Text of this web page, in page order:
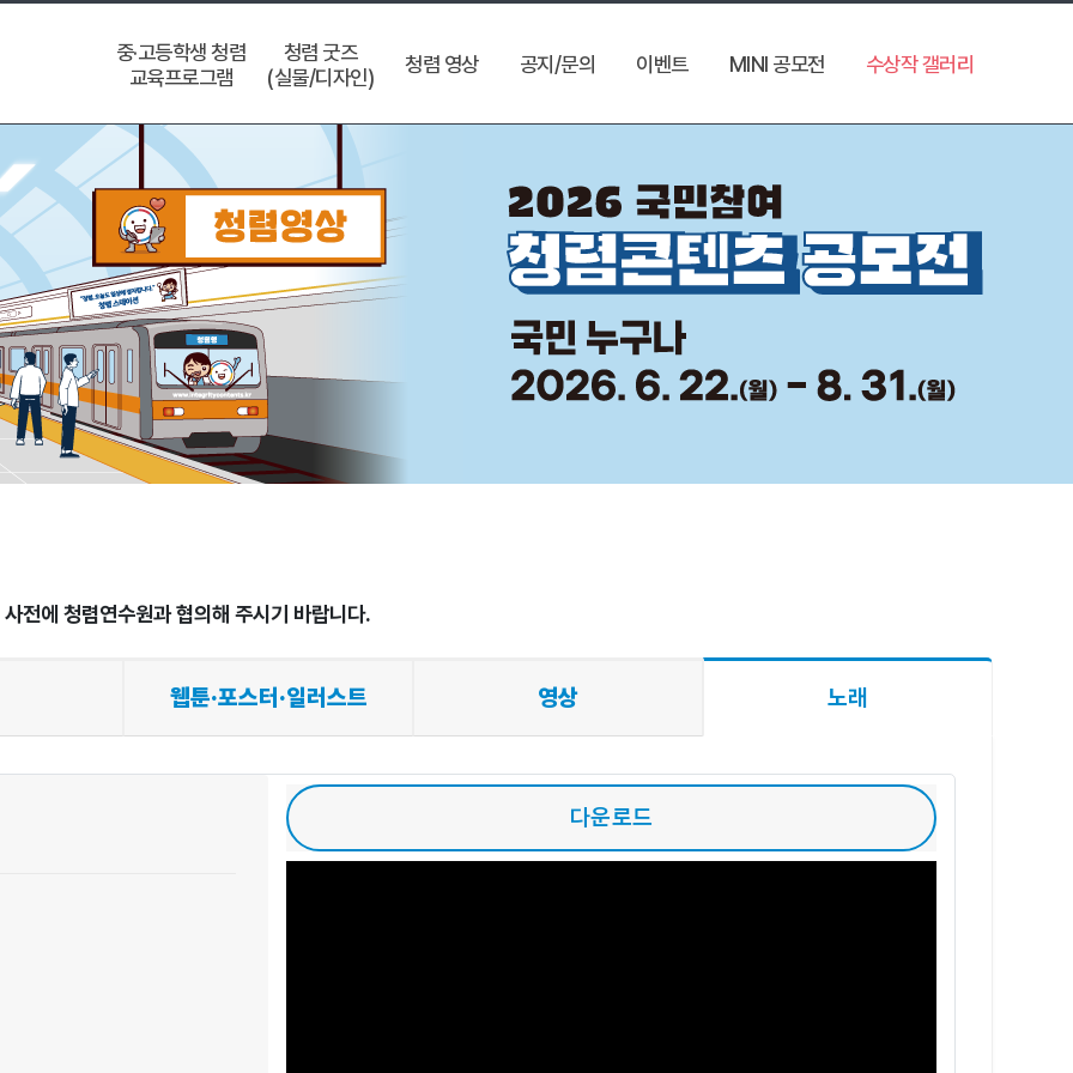
중·고등학생 청렴
교육프로그램
청렴 굿즈
(실물/디자인)
청렴 영상 공지/문의 이벤트 MINI 공모전 수상작 갤러리
전에 청렴연수원과 협의해 주시기 바랍니다.
웹툰·포스터·일러스트 영상 노래
다운로드